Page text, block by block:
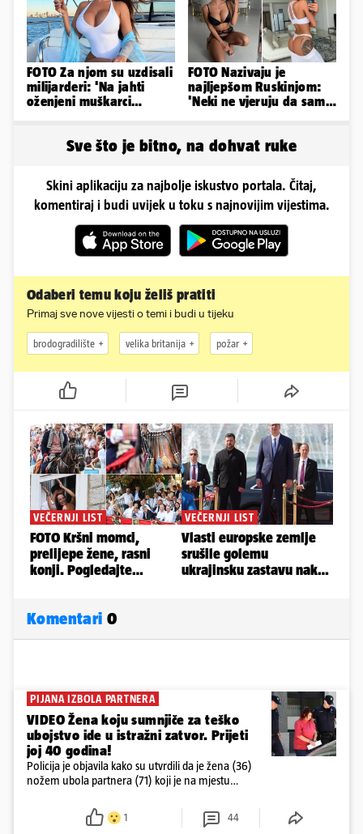
FOTO Za njom su uzdisali
milijarderi: 'Na jahti
oženjeni muškarci
FOTO Nazivaju je
najljepšom Ruskinjom:
'Neki ne vjeruju da sam
Sve što je bitno, na dohvat ruke
Skini aplikaciju za najbolje iskustvo portala. Čitaj,
komentiraj i budi uvijek u toku s najnovijim vijestima.
Odaberi temu koju želiš pratiti
Primaj sve nove vijesti o temi i budi u tijeku
brodogradilište velika britanija požar
Komentari 0
PIJANA IZBOLA PARTNERA
VIDEO Žena koju sumnjiče za teško
ubojstvo ide u istražni zatvor. Prijeti
joj 40 godina!
Policija je objavila kako su utvrdili da je žena (36)
nožem ubola partnera (71) koji je na mjestu
ispitali i poslali u istražni zatvor
1 44